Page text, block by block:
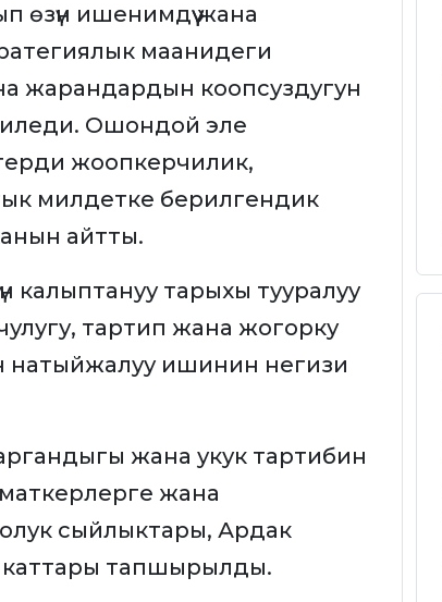
өзүн ишенимдүү жана
маанидеги
жарандардын коопсуздугун
Ошондой эле
жоопкерчилик,
милдетке берилгендик
айтты.
калыптануу тарыхы тууралуу
тартип жана жогорку
натыйжалуу ишинин негизи
жана укук тартибин
жана
сыйлыктары, Ардак
тапшырылды.